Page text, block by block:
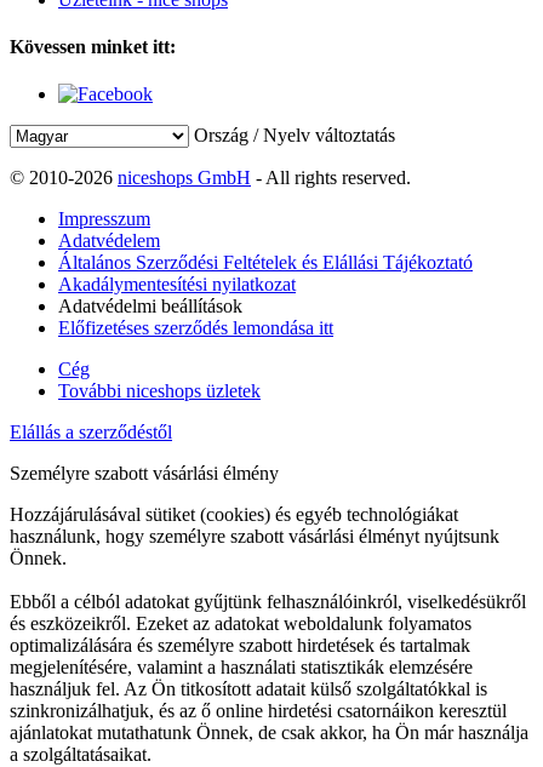
Kövessen minket itt:
Ország / Nyelv változtatás
© 2010-2026 niceshops GmbH - All rights reserved.
Impresszum
Adatvédelem
Általános Szerződési Feltételek és Elállási Tájékoztató
Akadálymentesítési nyilatkozat
Adatvédelmi beállítások
Előfizetéses szerződés lemondása itt
Cég
További niceshops üzletek
Elállás a szerződéstől
Személyre szabott vásárlási élmény
Hozzájárulásával sütiket (cookies) és egyéb technológiákat
használunk, hogy személyre szabott vásárlási élményt nyújtsunk
Önnek.
Ebből a célból adatokat gyűjtünk felhasználóinkról, viselkedésükről
és eszközeikről. Ezeket az adatokat weboldalunk folyamatos
optimalizálására és személyre szabott hirdetések és tartalmak
megjelenítésére, valamint a használati statisztikák elemzésére
használjuk fel. Az Ön titkosított adatait külső szolgáltatókkal is
szinkronizálhatjuk, és az ő online hirdetési csatornáikon keresztül
ajánlatokat mutathatunk Önnek, de csak akkor, ha Ön már használja
a szolgáltatásaikat.